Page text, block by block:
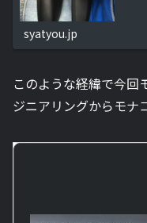
syatyou.jp
このような経緯で今回
ジニアリングからモナ